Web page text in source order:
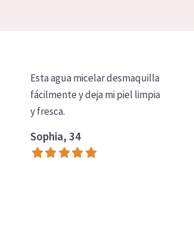
Esta agua micelar desmaquilla
fácilmente y deja mi piel limpia
y fresca.
Sophia, 34